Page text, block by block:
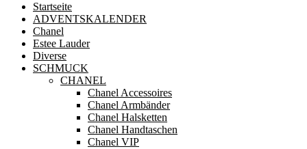
Startseite
ADVENTSKALENDER
Chanel
Estee Lauder
Diverse
SCHMUCK
CHANEL
Chanel Accessoires
Chanel Armbänder
Chanel Halsketten
Chanel Handtaschen
Chanel VIP